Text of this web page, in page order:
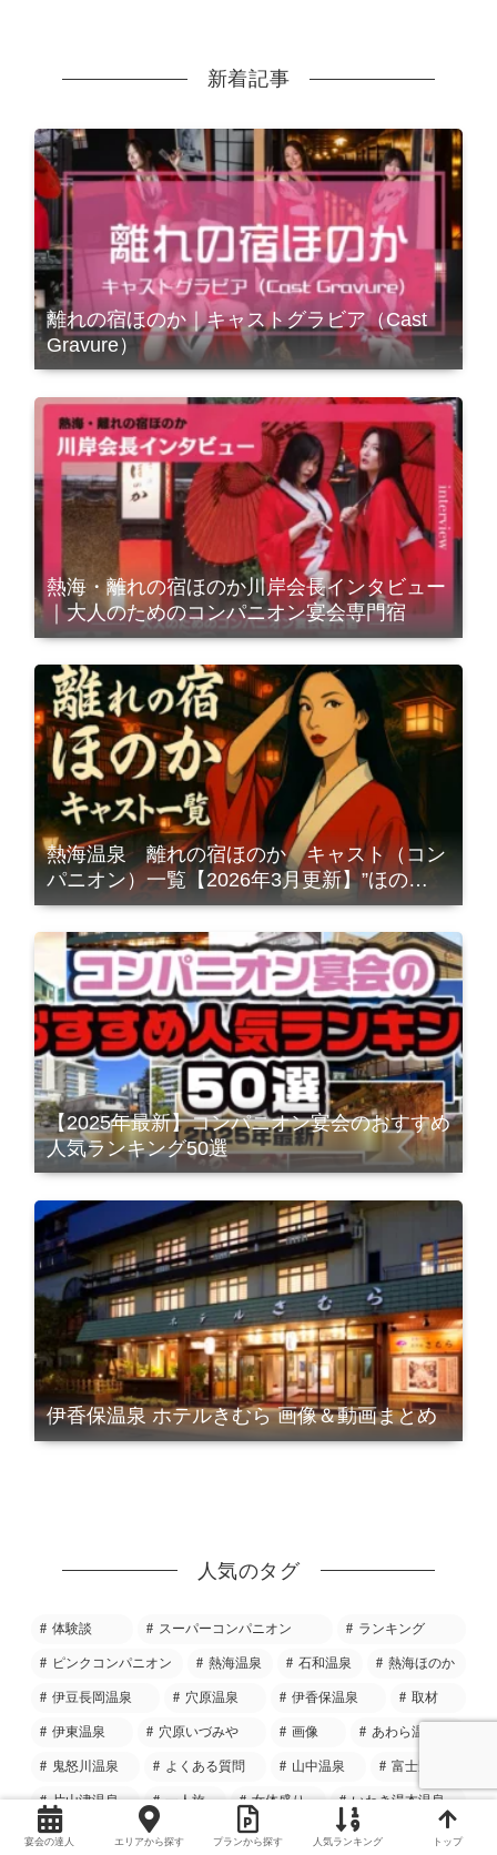
新着記事
離れの宿ほのか｜キャストグラビア（Cast
Gravure）
熱海・離れの宿ほのか川岸会長インタビュー
｜大人のためのコンパニオン宴会専門宿
熱海温泉 離れの宿ほのか キャスト（コン
パニオン）一覧【2026年3月更新】”ほの
か”でしか会うことができないコンパニオン
さんをご紹介！！
【2025年最新】コンパニオン宴会のおすすめ
人気ランキング50選
伊香保温泉 ホテルきむら 画像＆動画まとめ
人気のタグ
体験談 スーパーコンパニオン ランキング
ピンクコンパニオン 熱海温泉 石和温泉 熱海ほのか
伊豆長岡温泉 穴原温泉 伊香保温泉 取材
伊東温泉 穴原いづみや 画像 あわら温泉
鬼怒川温泉 よくある質問 山中温泉 富士野屋
片山津温泉 一人旅 女体盛り いわき湯本温泉
宴会ゲーム 定山渓温泉 ビジネスマン ほり多
宴会の達人 エリアから探す プランから探す 人気ランキング トップ